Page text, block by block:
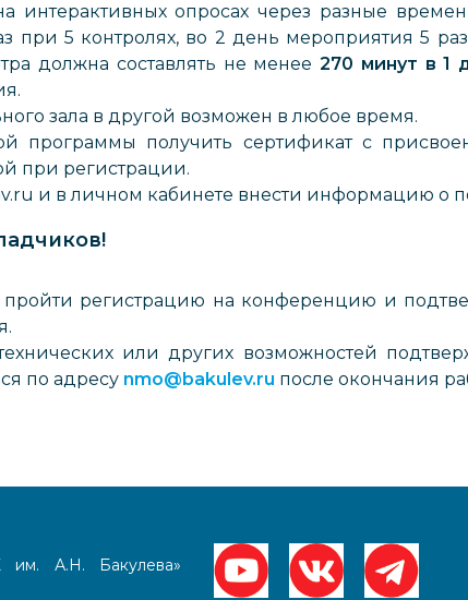
интерактивных опросах через разные
при 5 контролях, во 2 день мероприятия 5
должна составлять не менее270 минут в 1
зала в другой возможен в любое время.
программы получить сертификат с
при регистрации.
и в личном кабинете внести информацию о
регистрацию на конференцию и
или других возможностей
по адресу nmo@bakulev.ru после окончания
А.Н. Бакулева»